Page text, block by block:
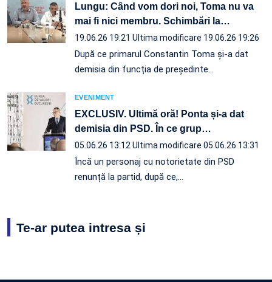
Lungu: Când vom dori noi, Toma nu va
mai fi nici membru. Schimbări la…
19.06.26 19:21 Ultima modificare 19.06.26 19:26
După ce primarul Constantin Toma și-a dat
demisia din funcția de președinte…
EVENIMENT
EXCLUSIV. Ultimă oră! Ponta și-a dat
demisia din PSD. În ce grup…
05.06.26 13:12 Ultima modificare 05.06.26 13:31
Încă un personaj cu notorietate din PSD
renunță la partid, după ce,…
Te-ar putea intresa și